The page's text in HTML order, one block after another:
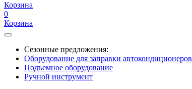
Корзина
0
Корзина
Сезонные предложения:
Оборудование для заправки автокондиционеров
Подъемное оборудование
Ручной инструмент